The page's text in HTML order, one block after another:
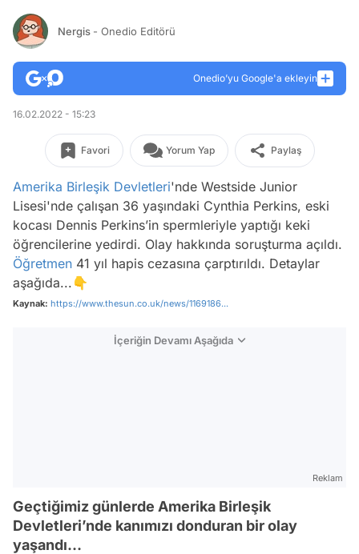
Nergis - Onedio Editörü
Onedio’yu Google'a ekleyin
16.02.2022 - 15:23
Favori Yorum Yap Paylaş
Amerika Birleşik Devletleri'nde Westside Junior
Lisesi'nde çalışan 36 yaşındaki Cynthia Perkins, eski
kocası Dennis Perkins’in spermleriyle yaptığı keki
öğrencilerine yedirdi. Olay hakkında soruşturma açıldı.
Öğretmen 41 yıl hapis cezasına çarptırıldı. Detaylar
aşağıda...👇
Kaynak: https://www.thesun.co.uk/news/1169186...
İçeriğin Devamı Aşağıda
Reklam
Geçtiğimiz günlerde Amerika Birleşik
Devletleri’nde kanımızı donduran bir olay
yaşandı…